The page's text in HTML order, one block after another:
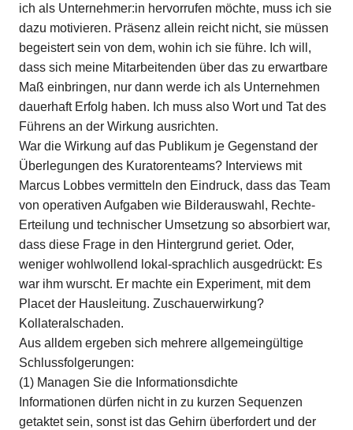
ich als Unternehmer:in hervorrufen möchte, muss ich sie
dazu motivieren. Präsenz allein reicht nicht, sie müssen
begeistert sein von dem, wohin ich sie führe. Ich will,
dass sich meine Mitarbeitenden über das zu erwartbare
Maß einbringen, nur dann werde ich als Unternehmen
dauerhaft Erfolg haben. Ich muss also Wort und Tat des
Führens an der Wirkung ausrichten.
War die Wirkung auf das Publikum je Gegenstand der
Überlegungen des Kuratorenteams? Interviews mit
Marcus Lobbes vermitteln den Eindruck, dass das Team
von operativen Aufgaben wie Bilderauswahl, Rechte-
Erteilung und technischer Umsetzung so absorbiert war,
dass diese Frage in den Hintergrund geriet. Oder,
weniger wohlwollend lokal-sprachlich ausgedrückt: Es
war ihm wurscht. Er machte ein Experiment, mit dem
Placet der Hausleitung. Zuschauerwirkung?
Kollateralschaden.
Aus alldem ergeben sich mehrere allgemeingültige
Schlussfolgerungen:
(1) Managen Sie die Informationsdichte
Informationen dürfen nicht in zu kurzen Sequenzen
getaktet sein, sonst ist das Gehirn überfordert und der